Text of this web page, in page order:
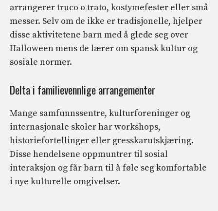
arrangerer truco o trato, kostymefester eller små
messer. Selv om de ikke er tradisjonelle, hjelper
disse aktivitetene barn med å glede seg over
Halloween mens de lærer om spansk kultur og
sosiale normer.
Delta i familievennlige arrangementer
Mange samfunnssentre, kulturforeninger og
internasjonale skoler har workshops,
historiefortellinger eller gresskarutskjæring.
Disse hendelsene oppmuntrer til sosial
interaksjon og får barn til å føle seg komfortable
i nye kulturelle omgivelser.